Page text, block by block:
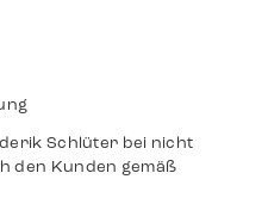
Schlüter bei nicht
den Kunden gemäß